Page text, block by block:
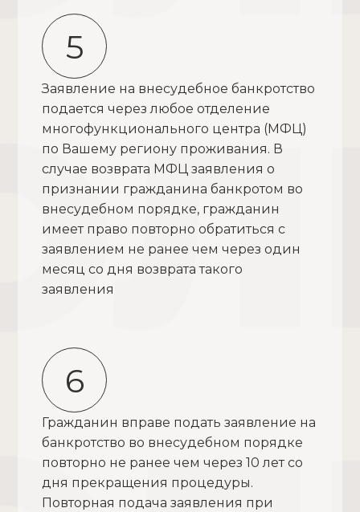
5
Заявление на внесудебное банкротство
подается через любое отделение
многофункционального центра (МФЦ)
по Вашему региону проживания. В
случае возврата МФЦ заявления о
признании гражданина банкротом во
внесудебном порядке, гражданин
имеет право повторно обратиться с
заявлением не ранее чем через один
месяц со дня возврата такого
заявления
6
Гражданин вправе подать заявление на
банкротство во внесудебном порядке
повторно не ранее чем через 10 лет со
дня прекращения процедуры.
Повторная подача заявления при